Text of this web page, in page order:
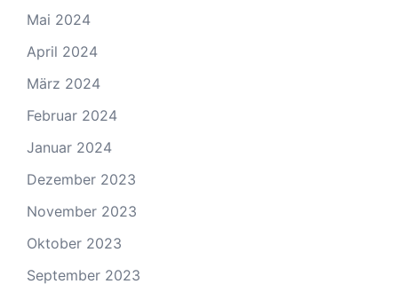
Mai 2024
April 2024
März 2024
Februar 2024
Januar 2024
Dezember 2023
November 2023
Oktober 2023
September 2023